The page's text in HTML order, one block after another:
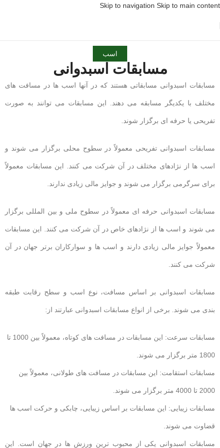
Skip to navigation Skip to main content
اسب
مسابقات اسبدوانی
مسابقات اسبدوانی مسابقاتی هستند که در آنها اسب ها در مسافت های
مختلف با یکدیگر مسابقه می دهند. این مسابقات می توانند به صورت
تفریحی یا حرفه ای برگزار شوند.
مسابقات اسبدوانی تفریحی معمولاً در سطوح محلی برگزار می شوند و
اسب ها از نژادهای مختلف در آن شرکت می کنند. این مسابقات معمولاً
برای سرگرمی برگزار می شوند و جوایز مالی زیادی ندارند.
مسابقات اسبدوانی حرفه ای معمولاً در سطوح ملی و بین المللی برگزار
می شوند و اسب ها از نژادهای خاص در آن شرکت می کنند. این مسابقات
معمولاً جوایز مالی زیادی دارند و اسب ها و سوارکاران برتر جهان در آن
شرکت می کنند.
مسابقات اسبدوانی بر اساس مسافت، نوع اسب و سطح رقابت طبقه
بندی می شوند. برخی از انواع مسابقات اسبدوانی عبارتند از:
مسابقات سرعت: این مسابقات در مسافت های کوتاه، معمولاً بین 1000 تا
1800 متر برگزار می شوند.
مسابقات استقامت: این مسابقات در مسافت های طولانی، معمولاً بین
2000 تا 4000 متر برگزار می شوند.
مسابقات زیبایی: این مسابقات بر اساس زیبایی، چابکی و حرکت اسب ها
قضاوت می شوند.
مسابقات اسبدوانی یکی از محبوب ترین ورزش ها در جهان است. این